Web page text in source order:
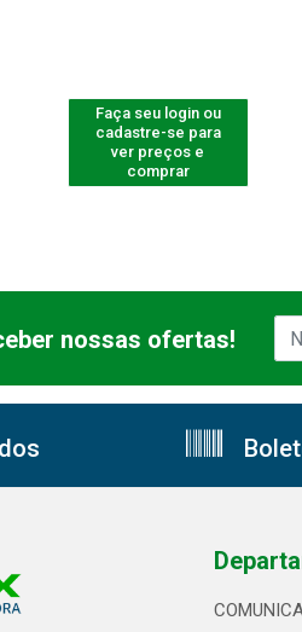
Faça seu login ou
cadastre-se para
ver preços e
comprar
nossas ofertas!